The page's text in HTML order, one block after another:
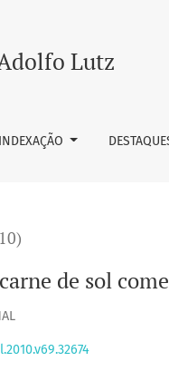
em “casas do norte”
Lutz
de sol